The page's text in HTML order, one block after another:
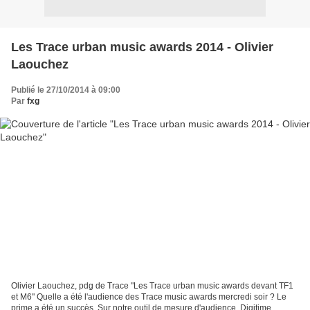
Les Trace urban music awards 2014 - Olivier
Laouchez
Publié le 27/10/2014 à 09:00
Par fxg
Olivier Laouchez, pdg de Trace "Les Trace urban music awards devant TF1
et M6" Quelle a été l'audience des Trace music awards mercredi soir ? Le
prime a été un succès. Sur notre outil de mesure d'audience, Digitime,